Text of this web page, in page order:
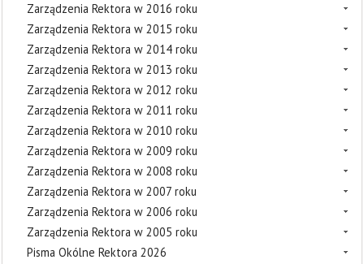
Zarządzenia Rektora w 2016 roku
Zarządzenia Rektora w 2015 roku
Zarządzenia Rektora w 2014 roku
Zarządzenia Rektora w 2013 roku
Zarządzenia Rektora w 2012 roku
Zarządzenia Rektora w 2011 roku
Zarządzenia Rektora w 2010 roku
Zarządzenia Rektora w 2009 roku
Zarządzenia Rektora w 2008 roku
Zarządzenia Rektora w 2007 roku
Zarządzenia Rektora w 2006 roku
Zarządzenia Rektora w 2005 roku
Pisma Okólne Rektora 2026